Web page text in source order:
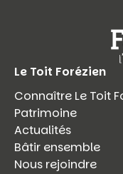
Le Toit Forézien
Connaître Le Toit
Patrimoine
Actualités
Bâtir ensemble
Nous rejoindre